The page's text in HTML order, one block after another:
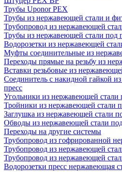
Трубы Uponor PEX
Трубы из нержавеющей стали и
Трубопровод из нержавеющей
Трубы из нержавеющей стали под
Водорозетки из нержавеющей
Муфты соединительные из
Переходы прямые на резьбу из
Вставки резьбовые из
Соединитель с накидной гайкой
пресс
Угольники из нержавеющей стали
Тройники из нержавеющей стали
Заглушка из нержавеющей стали
Обводы из нержавеющей стали
Переходы на другие системы
Трубопровод из гофрированной
Трубопровод из нержавеющей
Трубопровод из нержавеющей
Водорозетки пресс нержавеющая